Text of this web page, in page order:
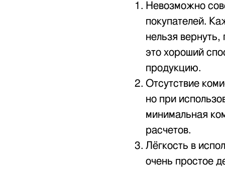
Невозможно
покупателей.
нельзя
это хороший
продукцию.
Отсутствие
но при
минимальная
расчетов.
Лёгкость в
очень простое